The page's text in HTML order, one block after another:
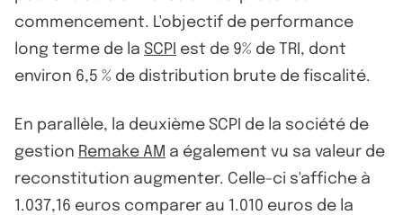
commencement. L'objectif de performance
long terme de la SCPI est de 9% de TRI, dont
environ 6,5 % de distribution brute de fiscalité.
En parallèle, la deuxième SCPI de la société de
gestion Remake AM a également vu sa valeur de
reconstitution augmenter. Celle-ci s'affiche à
1.037,16 euros comparer au 1.010 euros de la